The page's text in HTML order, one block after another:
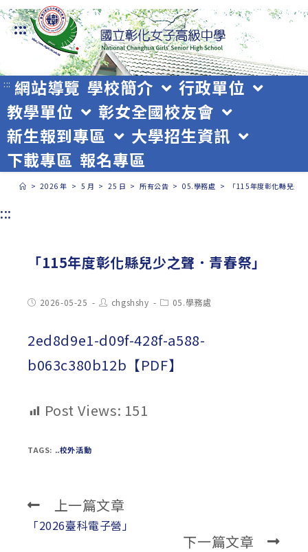
跳
轉
至
主
要
內
容
:::
::: 網站導覽 學校簡介
行政單位
教學單位
彰女全國校友會
新生報到專區
大學招生資訊
下載專區 報名專區
> 2026 年 > 5 月 > 25 日 > 所有公告 > 05.學務處 > 「115年度彰化縣兒少
:::
「115年度彰化縣兒少之聲．青春祭」
Post2026-05-25
Post
author:
chgshshy
Post05.學務處
2ed8d9e1-d09f-428f-a588-
b063c380b12b【PDF】
Post Views: 151
TAGS: ..校外活動
Read
more
上一篇文章
「2026臺科電子營」
下一篇文章